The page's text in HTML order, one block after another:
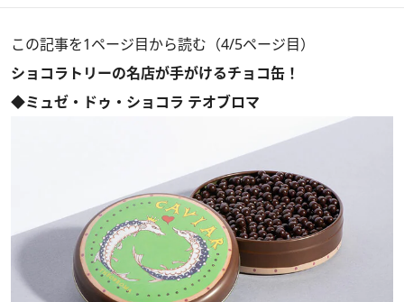
この記事を1ページ目から読む（4/5ページ目）
ショコラトリーの名店が手がけるチョコ缶！
◆ミュゼ・ドゥ・ショコラ テオブロマ